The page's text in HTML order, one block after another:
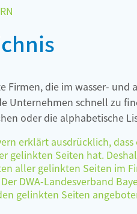
Firmen, die im wasser-
Unternehmen schnell zu
oder die alphabetische
erklärt ausdrücklich,
gelinkten Seiten hat.
aller gelinkten Seiten im
DWA-Landesverband
gelinkten Seiten